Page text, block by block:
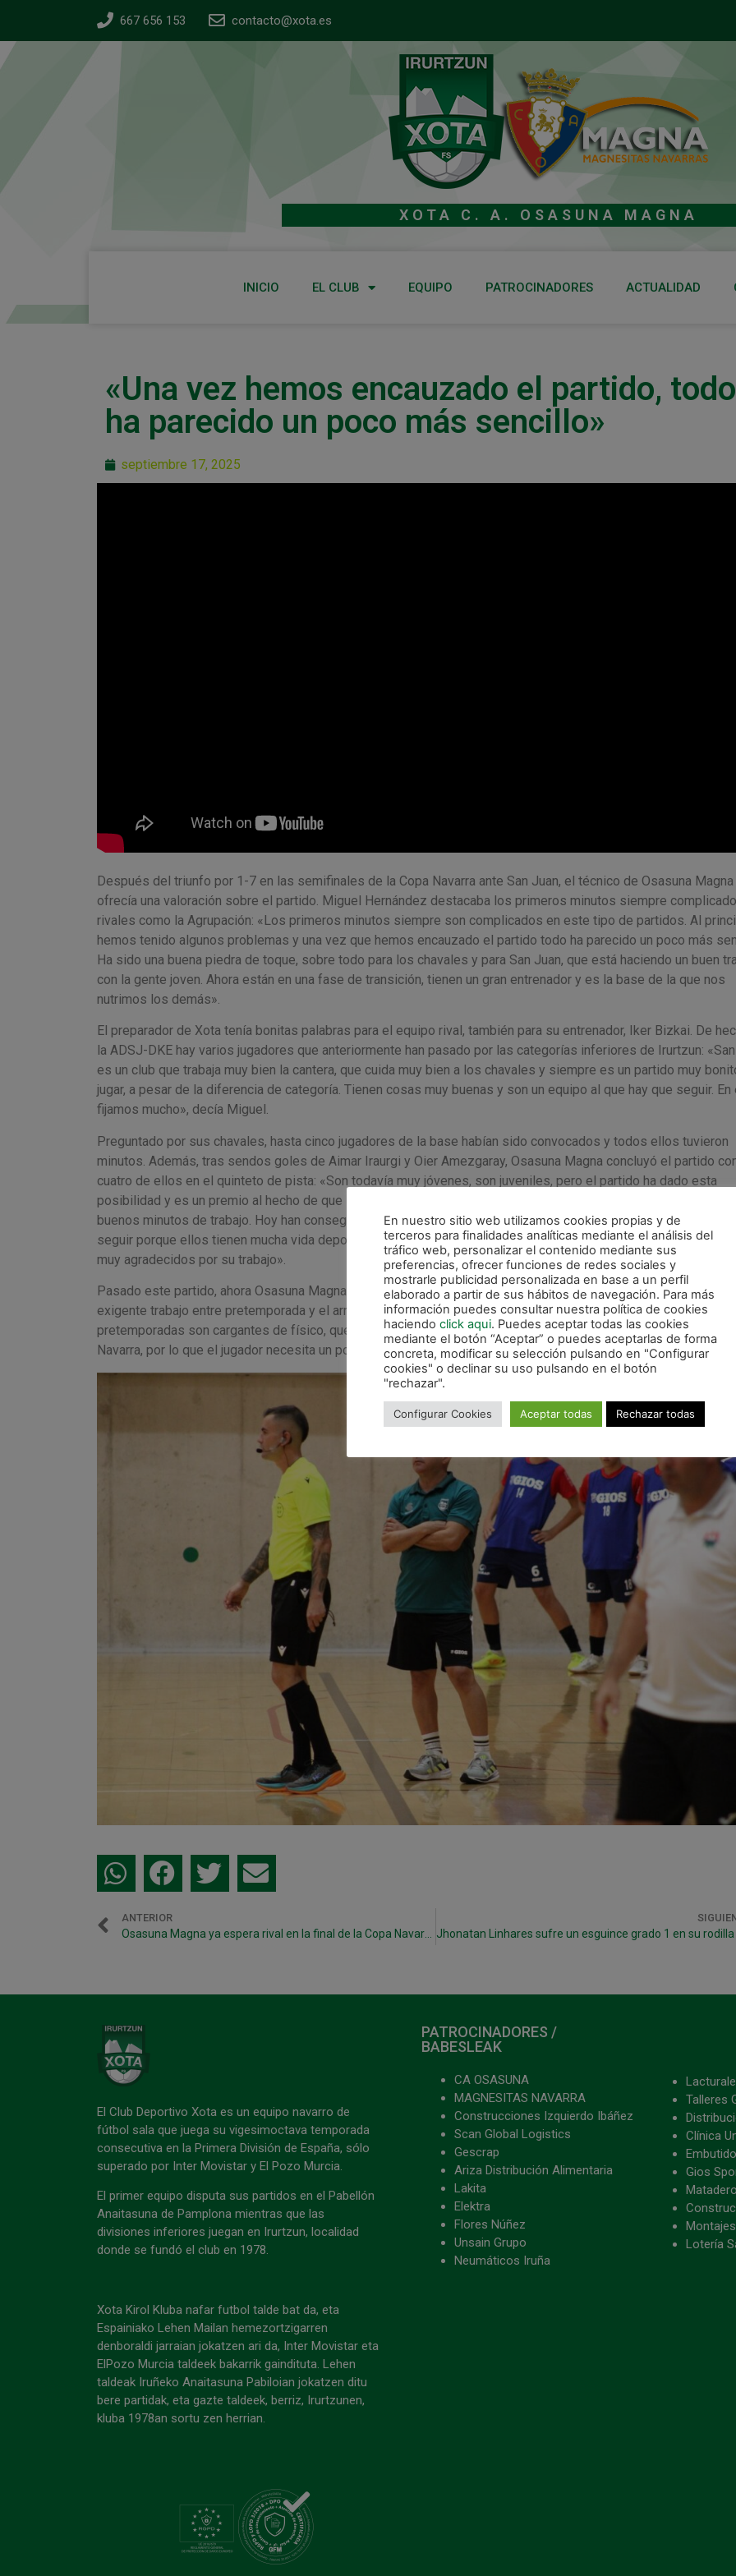
667 656 153 contacto@xota.es
XOTA C. A. OSASUNA MAGNA
INICIO EL CLUB EQUIPO PATROCINADORES ACTUALIDAD
«Una vez hemos encauzado el partido, todo
ha parecido un poco más sencillo»
septiembre 17, 2025
Después del triunfo por 1-7 en las semifinales de la Copa Navarra ante San Juan, el técnico de Osasuna Magna
ofrecía una valoración sobre el partido. Miguel Hernández destacaba los primeros minutos siempre
rivales como la Agrupación: «Los primeros minutos siempre son complicados en este tipo de partidos. Al
hemos tenido algunos problemas y una vez que hemos encauzado el partido todo ha parecido un poco más
Ha sido una buena piedra de toque, sobre todo para los chavales y para San Juan, que está haciendo un buen
con la gente joven. Ahora están en una fase de transición, tienen un gran entrenador y es la base de la que nos
nutrimos los demás».
El preparador de Xota tenía bonitas palabras para el equipo rival, también para su entrenador, Iker Bizkai. De
la ADSJ-DKE hay varios jugadores que anteriormente han pasado por las categorías inferiores de Irurtzun:
es un club que trabaja muy bien la cantera, que cuida muy bien a los chavales y siempre es un partido muy
jugar, a pesar de la diferencia de categoría. Tienen cosas muy buenas y son un equipo al que hay que seguir. En
fijamos mucho», decía Miguel.
Preguntado por sus chavales, hasta cinco jugadores de la base habían sido convocados y todos ellos tuvieron
minutos. Además, tras sendos goles de Aimar Iraurgi y Oier Amezgaray, Osasuna Magna concluyó el partido
cuatro de ellos en el quinteto de pista: «Son todavía muy jóvenes, son juveniles, pero el partido ha dado esta
posibilidad y es un premio al hecho de que llevan con nosotros durante toda la pretemporada entrenando y
buenos minutos de trabajo. Hoy han conseguido un premio totalmente justo. Nadie les ha regalado nada y hay
seguir porque ellos tienen mucha vida deportiva todavía por delante. Están dando pasitos, tienen calidad y
muy agradecidos por su trabajo».
Pasado este partido, ahora Osasuna Magna afronta el parón de liga, por lo que pueden descansar tras dos
exigente trabajo entre pretemporada y el arranque de liga: «Hay que recuperar tanto física como mentalmente.
pretemporadas son cargantes de físico, que se ha juntado con estas tres primeras jornada de liga y ahora la
Navarra, por lo que el jugador necesita un poco de aire. Se lo vamos a intentar dar en estos días».
ANTERIOR
Osasuna Magna ya espera rival en la final de la Copa Navarra tras vencer en San Juan
El Club Deportivo Xota es un equipo navarro de
fútbol sala que juega su vigesimoctava temporada
consecutiva en la Primera División de España, sólo
superado por Inter Movistar y El Pozo Murcia.
El primer equipo disputa sus partidos en el Pabellón
Anaitasuna de Pamplona mientras que las
divisiones inferiores juegan en Irurtzun, localidad
donde se fundó el club en 1978.
Xota Kirol Kluba nafar futbol talde bat da, eta
Espainiako Lehen Mailan hemezortzigarren
denboraldi jarraian jokatzen ari da, Inter Movistar eta
ElPozo Murcia taldeek bakarrik gaindituta. Lehen
taldeak Iruñeko Anaitasuna Pabiloian jokatzen ditu
bere partidak, eta gazte taldeek, berriz, Irurtzunen,
kluba 1978an sortu zen herrian.
PATROCINADORES /
BABESLEAK
CA OSASUNA
MAGNESITAS NAVARRA
Construcciones Izquierdo Ibáñez
Scan Global Logistics
Gescrap
Ariza Distribución Alimentaria
Lakita
Elektra
Flores Núñez
Unsain Grupo
Neumáticos Iruña
Lacturale
Talleres
Clínica
Gios
Lotería
En nuestro sitio web utilizamos cookies propias y de
terceros para finalidades analíticas mediante el análisis del
tráfico web, personalizar el contenido mediante sus
preferencias, ofrecer funciones de redes sociales y
mostrarle publicidad personalizada en base a un perfil
elaborado a partir de sus hábitos de navegación. Para más
información puedes consultar nuestra política de cookies
haciendo click aqui. Puedes aceptar todas las cookies
mediante el botón “Aceptar” o puedes aceptarlas de forma
concreta, modificar su selección pulsando en "Configurar
cookies" o declinar su uso pulsando en el botón
"rechazar".
Configurar Cookies Aceptar todas Rechazar todas